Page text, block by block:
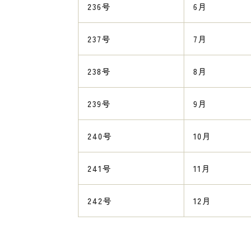
236号 6月
237号 7月
238号 8月
239号 9月
240号 10月
241号 11月
242号 12月